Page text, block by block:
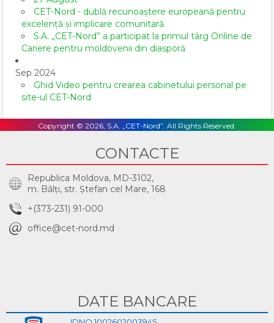
CET-Nord - dublă recunoaștere europeană pentru
excelență și implicare comunitară
S.A. „CET-Nord” a participat la primul târg Online de
Cariere pentru moldovenii din diasporă
Sep 2024
Ghid Video pentru crearea cabinetului personal pe
site-ul CET-Nord
Copyright © 2026, S.A. „CET-Nord”. All Rights Reserved.
CONTACTE
Republica Moldova, MD-3102,
m. Bălţi, str. Ştefan cel Mare, 168
+(373-231) 91-000
office@cet-nord.md
DATE BANCARE